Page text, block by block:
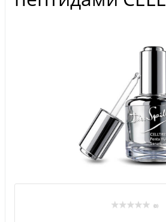
(0)